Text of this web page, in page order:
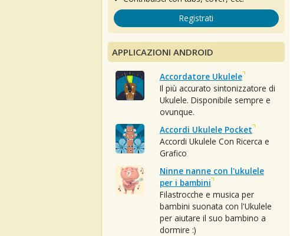
Registrati
APPLICAZIONI ANDROID
Accordatore Ukulele
Il più accurato sintonizzatore di
Ukulele. Disponibile sempre e
ovunque.
Accordi Ukulele Pocket
Accordi Ukulele Con Ricerca e
Grafico
Ninne nanne con l'ukulele
per i bambini
Filastrocche e musica per
bambini suonata con l'Ukulele
per aiutare il suo bambino a
dormire :)